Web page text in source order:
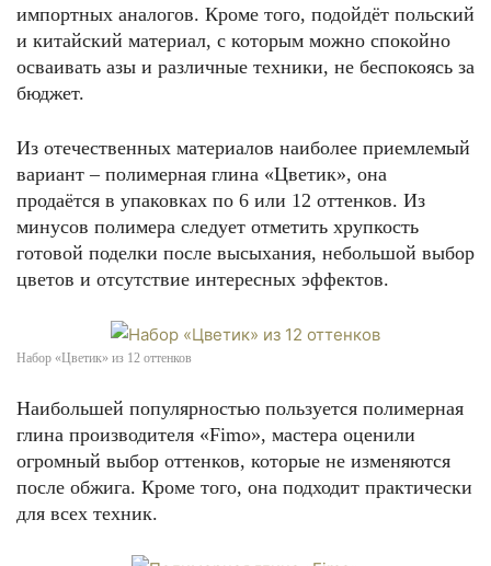
импортных аналогов. Кроме того, подойдёт польский
и китайский материал, с которым можно спокойно
осваивать азы и различные техники, не беспокоясь за
бюджет.
Из отечественных материалов наиболее приемлемый
вариант – полимерная глина «Цветик», она
продаётся в упаковках по 6 или 12 оттенков. Из
минусов полимера следует отметить хрупкость
готовой поделки после высыхания, небольшой выбор
цветов и отсутствие интересных эффектов.
Набор «Цветик» из 12 оттенков
Наибольшей популярностью пользуется полимерная
глина производителя «Fimo», мастера оценили
огромный выбор оттенков, которые не изменяются
после обжига. Кроме того, она подходит практически
для всех техник.